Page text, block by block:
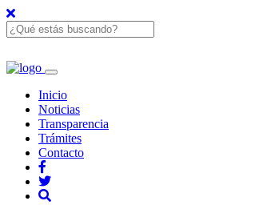
Inicio
Noticias
Transparencia
Trámites
Contacto